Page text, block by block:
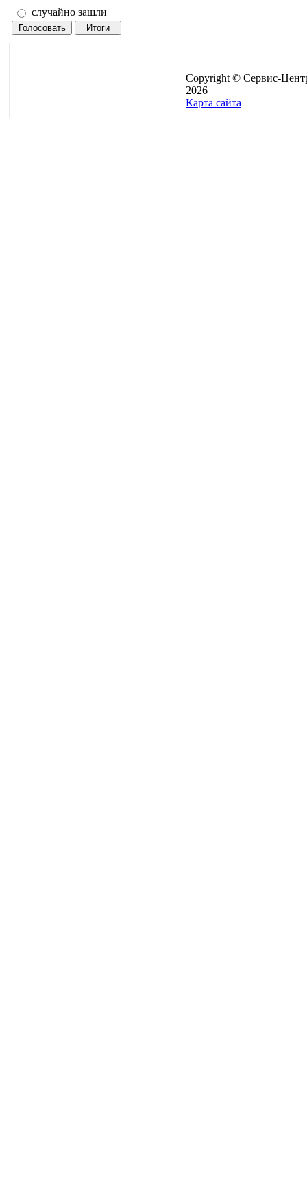
случайно зашли
Copyright © Сервис-
2026
Карта сайта